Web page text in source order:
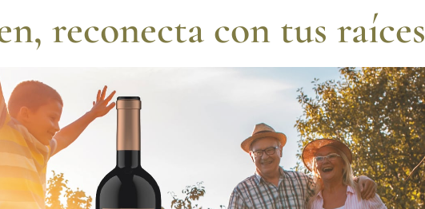
reconecta con tus raíces